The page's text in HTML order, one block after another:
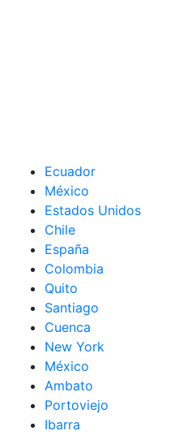
Ecuador
México
Estados Unidos
Chile
España
Colombia
Quito
Santiago
Cuenca
New York
México
Ambato
Portoviejo
Ibarra